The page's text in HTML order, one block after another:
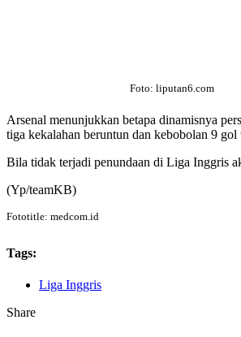
Foto: liputan6.com
Arsenal menunjukkan betapa dinamisnya
tiga kekalahan beruntun dan kebobolan 9
Bila tidak terjadi penundaan di Liga Inggris
(Yp/teamKB)
Fototitle: medcom.id
Tags:
Liga Inggris
Share